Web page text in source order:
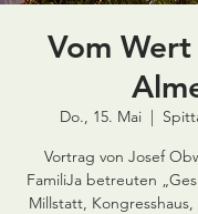
Vom
Do., 15. Mai
  |
Vortrag von Josef
FamiliJa betreuten
Millstatt,